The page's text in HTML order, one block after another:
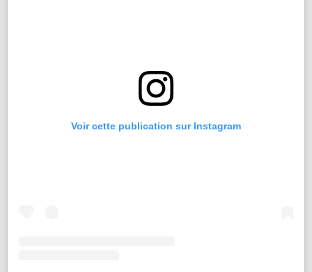
Voir cette publication sur Instagram